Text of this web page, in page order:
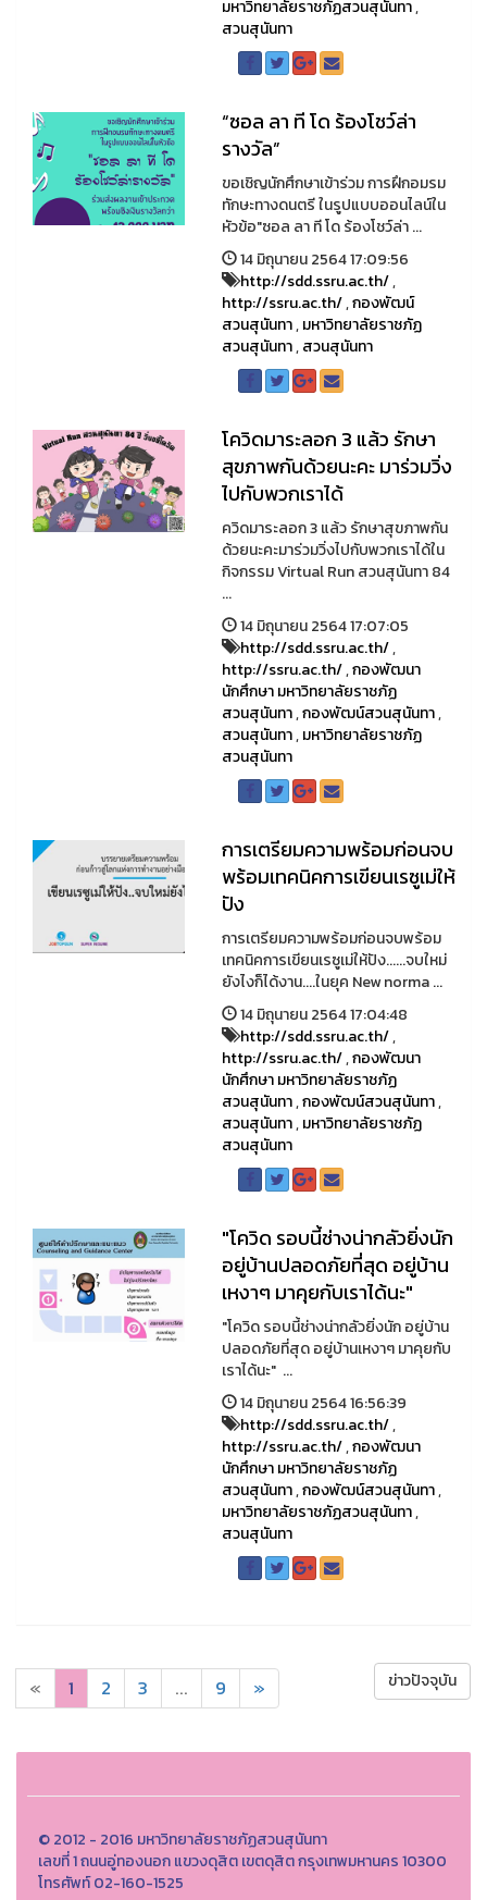
มหาวิทยาลัยราชภัฏสวนสุนันทา,
สวนสุนันทา
“ซอล ลา ที โด ร้องโชว์ล่า
รางวัล”
ขอเชิญนักศึกษาเข้าร่วม การฝึกอมรม
ทักษะทางดนตรี ในรูปแบบออนไลน์ใน
หัวข้อ"ซอล ลา ที โด ร้องโชว์ล่า ...
14 มิถุนายน 2564 17:09:56
http://sdd.ssru.ac.th/,
http://ssru.ac.th/,กองพัฒน์
สวนสุนันทา,มหาวิทยาลัยราชภัฏ
สวนสุนันทา,สวนสุนันทา
โควิดมาระลอก 3 แล้ว รักษา
สุขภาพกันด้วยนะคะ มาร่วมวิ่ง
ไปกับพวกเราได้
ควิดมาระลอก 3 แล้ว รักษาสุขภาพกัน
ด้วยนะคะมาร่วมวิ่งไปกับพวกเราได้ใน
กิจกรรม Virtual Run สวนสุนันทา 84
...
14 มิถุนายน 2564 17:07:05
http://sdd.ssru.ac.th/,
http://ssru.ac.th/,กองพัฒนา
นักศึกษา มหาวิทยาลัยราชภัฏ
สวนสุนันทา,กองพัฒน์สวนสุนันทา,
สวนสุนันทา,มหาวิทยาลัยราชภัฏ
สวนสุนันทา
การเตรียมความพร้อมก่อนจบ
พร้อมเทคนิคการเขียนเรซูเม่ให้
ปัง
การเตรียมความพร้อมก่อนจบพร้อม
เทคนิคการเขียนเรซูเม่ให้ปัง......จบใหม่
ยังไงก็ได้งาน....ในยุค New norma ...
14 มิถุนายน 2564 17:04:48
http://sdd.ssru.ac.th/,
http://ssru.ac.th/,กองพัฒนา
นักศึกษา มหาวิทยาลัยราชภัฏ
สวนสุนันทา,กองพัฒน์สวนสุนันทา,
สวนสุนันทา,มหาวิทยาลัยราชภัฏ
สวนสุนันทา
"โควิด รอบนี้ช่างน่ากลัวยิ่งนัก
อยู่บ้านปลอดภัยที่สุด อยู่บ้าน
เหงาๆ มาคุยกับเราได้นะ"
"โควิด รอบนี้ช่างน่ากลัวยิ่งนัก อยู่บ้าน
ปลอดภัยที่สุด อยู่บ้านเหงาๆ มาคุยกับ
เราได้นะ" ...
14 มิถุนายน 2564 16:56:39
http://sdd.ssru.ac.th/,
http://ssru.ac.th/,กองพัฒนา
นักศึกษา มหาวิทยาลัยราชภัฏ
สวนสุนันทา,กองพัฒน์สวนสุนันทา,
มหาวิทยาลัยราชภัฏสวนสุนันทา,
สวนสุนันทา
« 1 2 3 ... 9 » ข่าวปัจจุบัน
© 2012 - 2016 มหาวิทยาลัยราชภัฏสวนสุนันทา
เลขที่ 1 ถนนอู่ทองนอก แขวงดุสิต เขตดุสิต กรุงเทพมหานคร 10300
โทรศัพท์ 02-160-1525